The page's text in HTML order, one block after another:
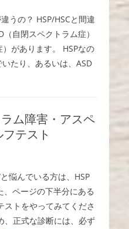
うの？ HSP/HSCと間違
自閉スペクトラム症）
があります。 HSPなの
たり、あるいは、ASD
ム障害・アスペ
テスト
悩んでいる方は、HSP
、ページの下半分にある
トをやってみてくださ
、正式な診断には、必ず